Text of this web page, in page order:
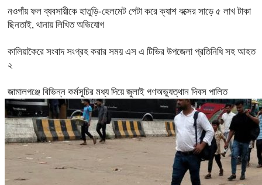
নওগাঁয় ফল ব্যবসায়ীকে হাতুড়ি-হেলমেট পেটা করে ক্যাশ বক্সের সাড়ে ৫ লাখ টাকা
ছিনতাই, থানায় লিখিত অভিযোগ
কালিয়াকৈরে সংবাদ সংগ্রহ করার সময় এস এ টিভির উপজেলা প্রতিনিধি সহ আহত
২
জামালগঞ্জে বিভিন্ন কর্মসূচির মধ্য দিয়ে জুলাই গণঅভ্যুত্থান দিবস পালিত